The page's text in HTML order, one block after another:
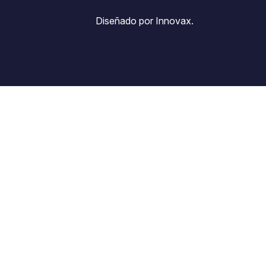
Diseñado por Innovax.